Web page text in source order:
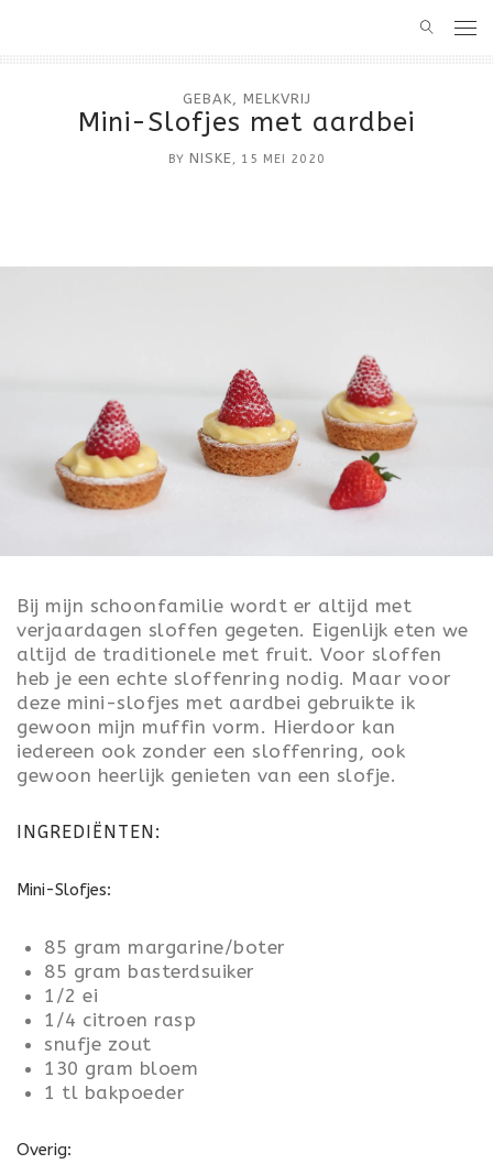
HARTIG
TOETJES
FEEST
VALENTIJN
KONINGSDAG
OUD & NIEUW
GEBAK, MELKVRIJ
Mini-Slofjes met aardbei
BY NISKE, 15 MEI 2020
Bij mijn schoonfamilie wordt er altijd met
verjaardagen sloffen gegeten. Eigenlijk eten we
altijd de traditionele met fruit. Voor sloffen
heb je een echte sloffenring nodig. Maar voor
deze mini-slofjes met aardbei gebruikte ik
gewoon mijn muffin vorm. Hierdoor kan
iedereen ook zonder een sloffenring, ook
gewoon heerlijk genieten van een slofje.
INGREDIËNTEN:
Mini-Slofjes:
85 gram margarine/boter
85 gram basterdsuiker
1/2 ei
1/4 citroen rasp
snufje zout
130 gram bloem
1 tl bakpoeder
Overig: